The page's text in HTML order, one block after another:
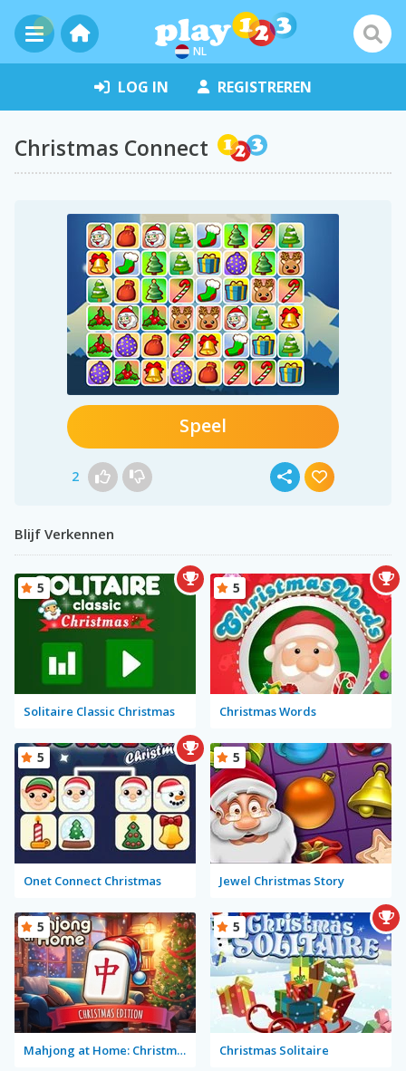
NL
LOG IN REGISTREREN
Christmas Connect
Speel
2
Blijf Verkennen
Solitaire Classic Christmas
5
Christmas Words
5
Onet Connect Christmas
5
Jewel Christmas Story
5
Mahjong at Home: Christmas Edition
5
Christmas Solitaire
5